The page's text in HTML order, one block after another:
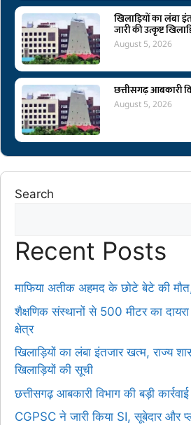
खिलाड़ियों का लंबा
जारी की उत्कृष्ट
August 5, 2026
छत्तीसगढ़ आबकारी
August 5, 2026
Search
Recent Posts
माफिया अतीक अहमद के छोटे बेटे की
शैक्षणिक संस्थानों से 500 मीटर का दायरा
क्षेत्र
खिलाड़ियों का लंबा इंतजार खत्म, राज्य
खिलाड़ियों की सूची
छत्तीसगढ़ आबकारी विभाग की बड़ी कार्रवाई
CGPSC ने जारी किया SI, सूबेदार और